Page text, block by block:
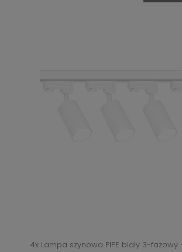
4x Lampa szynowa PIPE biały 3-fazowy